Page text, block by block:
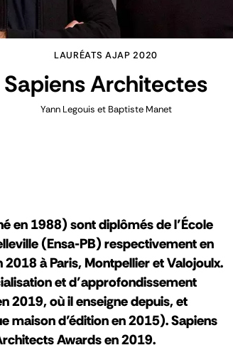
LAURÉATS AJAP 2020
Sapiens Architectes
Yann Legouis et Baptiste Manet
en 1988) sont diplômés de l’École
(Ensa-PB) respectivement en
à Paris, Montpellier et Valojoulx.
et d’approfondissement
2019, où il enseigne depuis, et
maison d’édition en 2015). Sapiens
Awards en 2019.